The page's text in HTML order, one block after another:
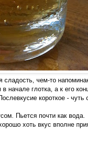
сладость, чем-то
начале глотка, а к его
короткое - чуть
Пьется почти как вода.
хоть вкус вполне